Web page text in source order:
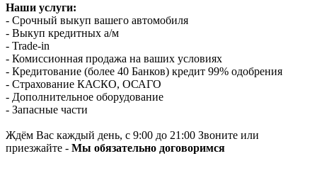
Наши услуги:
- Срочный выкуп вашего автомобиля
- Выкуп кредитных а/м
- Trade-in
- Комиссионная продажа на ваших условиях
- Кредитование (более 40 Банков) кредит 99% одобрения
- Страхование КАСКО, ОСАГО
- Дополнительное оборудование
- Запасные части
Ждём Вас каждый день, с 9:00 до 21:00 Звоните или
приезжайте - Мы обязательно договоримся